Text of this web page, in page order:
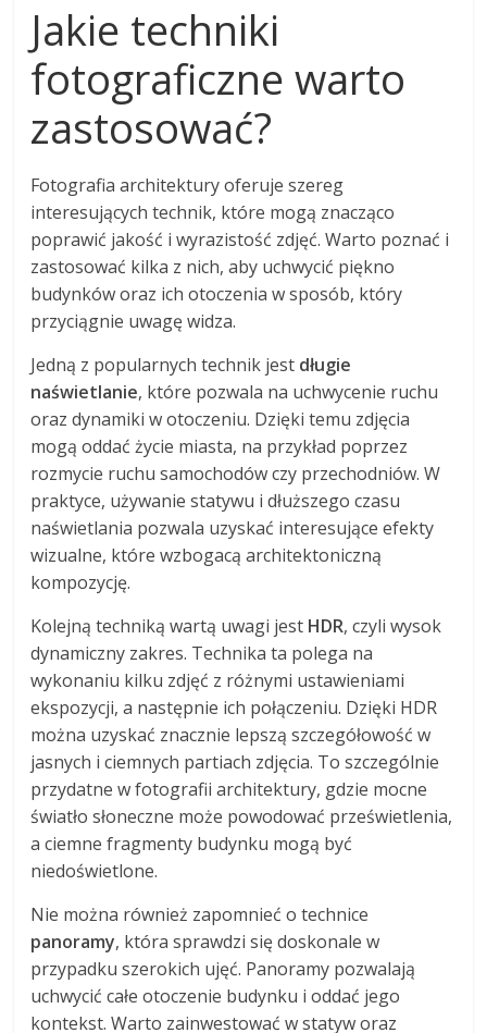
Jakie techniki
fotograficzne warto
zastosować?
Fotografia architektury oferuje szereg
interesujących technik, które mogą znacząco
poprawić jakość i wyrazistość zdjęć. Warto poznać i
zastosować kilka z nich, aby uchwycić piękno
budynków oraz ich otoczenia w sposób, który
przyciągnie uwagę widza.
Jedną z popularnych technik jest długie
naświetlanie, które pozwala na uchwycenie ruchu
oraz dynamiki w otoczeniu. Dzięki temu zdjęcia
mogą oddać życie miasta, na przykład poprzez
rozmycie ruchu samochodów czy przechodniów. W
praktyce, używanie statywu i dłuższego czasu
naświetlania pozwala uzyskać interesujące efekty
wizualne, które wzbogacą architektoniczną
kompozycję.
Kolejną techniką wartą uwagi jest HDR, czyli wysok
dynamiczny zakres. Technika ta polega na
wykonaniu kilku zdjęć z różnymi ustawieniami
ekspozycji, a następnie ich połączeniu. Dzięki HDR
można uzyskać znacznie lepszą szczegółowość w
jasnych i ciemnych partiach zdjęcia. To szczególnie
przydatne w fotografii architektury, gdzie mocne
światło słoneczne może powodować prześwietlenia,
a ciemne fragmenty budynku mogą być
niedoświetlone.
Nie można również zapomnieć o technice
panoramy, która sprawdzi się doskonale w
przypadku szerokich ujęć. Panoramy pozwalają
uchwycić całe otoczenie budynku i oddać jego
kontekst. Warto zainwestować w statyw oraz